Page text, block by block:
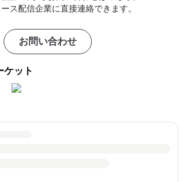
ス配信企業に直接連絡できます。
お問い合わせ
ケット